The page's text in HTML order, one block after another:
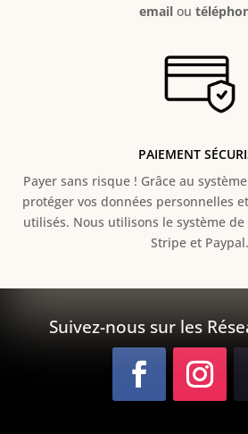
emailou
PAIEMENT
Payer sans risque ! Grâce au s
protéger vos données personnelles
utilisés. Nous utilisons le système
Stripe et Paypal.
Suivez-nous sur les